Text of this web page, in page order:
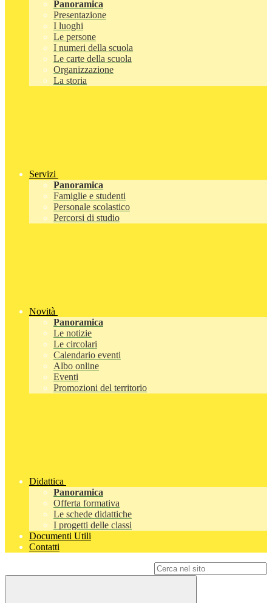
Panoramica
Presentazione
I luoghi
Le persone
I numeri della scuola
Le carte della scuola
Organizzazione
La storia
Servizi
Panoramica
Famiglie e studenti
Personale scolastico
Percorsi di studio
Novità
Panoramica
Le notizie
Le circolari
Calendario eventi
Albo online
Eventi
Promozioni del territorio
Didattica
Panoramica
Offerta formativa
Le schede didattiche
I progetti delle classi
Documenti Utili
Contatti